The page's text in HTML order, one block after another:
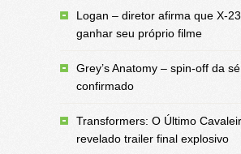
Logan – diretor afirma que X-
ganhar seu próprio filme
Grey’s Anatomy – spin-off da
confirmado
Transformers: O Último
revelado trailer final explosivo